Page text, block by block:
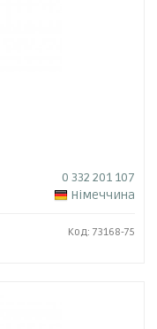
0 332 201 107
Німеччина
Код: 73168-75